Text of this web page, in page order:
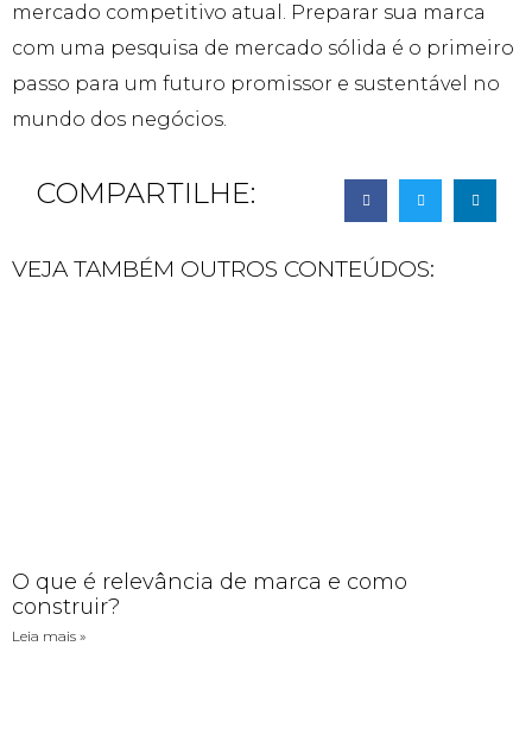
mercado competitivo atual. Preparar sua marca
com uma pesquisa de mercado sólida é o primeiro
passo para um futuro promissor e sustentável no
mundo dos negócios.
COMPARTILHE:
VEJA TAMBÉM OUTROS CONTEÚDOS:
O que é relevância de marca e como
construir?
Leia mais »